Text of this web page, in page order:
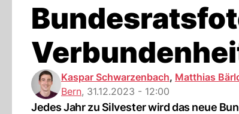
Kaspar Schwarzenbach, Matthias
Bern, 31.12.2023 - 12:00
Jedes Jahr zu Silvester wird das neue